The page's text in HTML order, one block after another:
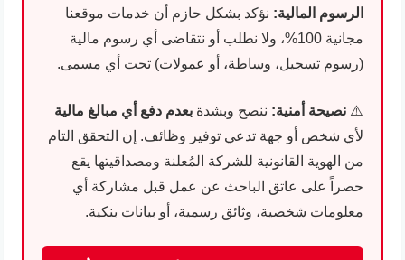
الرسوم المالية: نؤكد بشكل حازم أن خدمات موقعنا
مجانية 100%، ولا نطلب أو نتقاضى أي رسوم مالية
(رسوم تسجيل، وساطة، أو عمولات) تحت أي مسمى.
⚠️نصيحة أمنية: ننصح وبشدةبعدم دفع أي مبالغ مالية
لأي شخص أو جهة تدعي توفير وظائف. إن التحقق التام
من الهوية القانونية للشركة المُعلنة ومصداقيتها يقع
حصراً على عاتق الباحث عن عمل قبل مشاركة أي
معلومات شخصية، وثائق رسمية، أو بيانات بنكية.